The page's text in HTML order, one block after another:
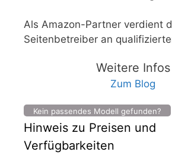
Als Amazon-Partner verdient
Seitenbetreiber an
Weitere Infos
Zum Blog
Kein passendes Modell gefunden?
Hinweis zu Preisen und
Verfügbarkeiten